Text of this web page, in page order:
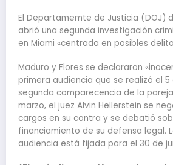
El Departamemte de Justicia (DOJ)
abrió una segunda investigación
en Miami «centrada en posibles
Maduro y Flores se declararon
primera audiencia que se realizó el 5
segunda comparecencia de la
marzo, el juez Alvin Hellerstein se
cargos en su contra y se debatió
financiamiento de su defensa legal.
audiencia está fijada para el 30 de